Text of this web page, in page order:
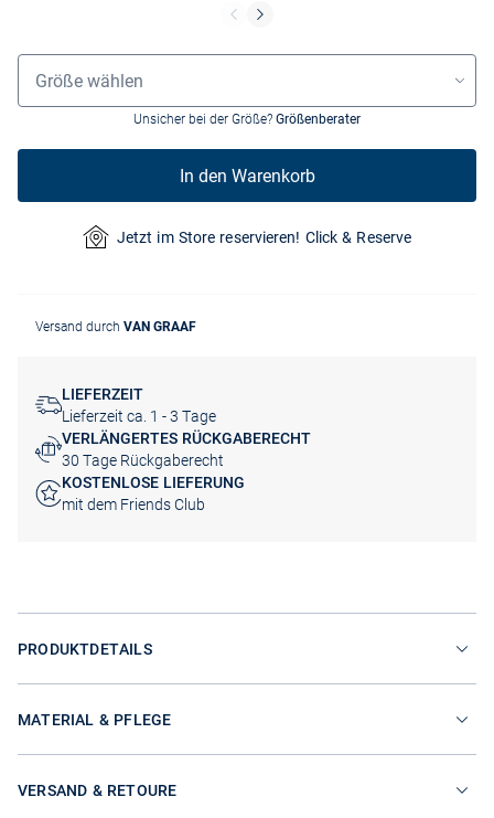
Grössenauswahl
Größe wählen
Unsicher bei der Größe? Größenberater
In den Warenkorb
Jetzt im Store reservieren! Click & Reserve
Versand durch VAN GRAAF
LIEFERZEIT
Lieferzeit ca. 1 - 3 Tage
VERLÄNGERTES RÜCKGABERECHT
30 Tage Rückgaberecht
KOSTENLOSE LIEFERUNG
mit dem Friends Club
PRODUKTDETAILS
MATERIAL & PFLEGE
VERSAND & RETOURE